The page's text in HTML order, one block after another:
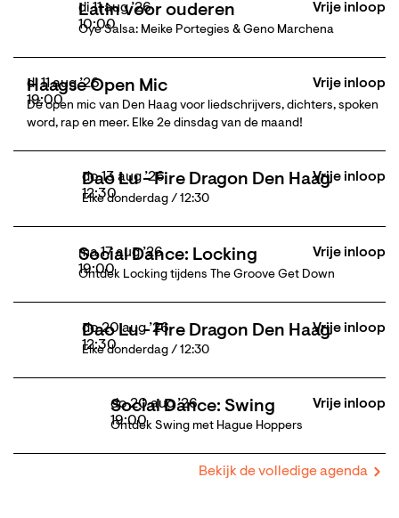
di 11 aug ’26
10:00
Latin voor ouderen
Oye Salsa: Meike Portegies & Geno Marchena
Vrije inloop
di 11 aug ’26
19:00
Haagse Open Mic
Dé open mic van Den Haag voor liedschrijvers, dichters, spoken
word, rap en meer. Elke 2e dinsdag van de maand!
Vrije inloop
do 13 aug ’26
12:30
Dao Lu - Fire Dragon Den Haag
Elke donderdag / 12:30
Vrije inloop
ma 17 aug ’26
19:00
Social Dance: Locking
Ontdek Locking tijdens The Groove Get Down
Vrije inloop
do 20 aug ’26
12:30
Dao Lu - Fire Dragon Den Haag
Elke donderdag / 12:30
Vrije inloop
do 20 aug ’26
19:00
Social Dance: Swing
Ontdek Swing met Hague Hoppers
Vrije inloop
Bekijk de volledige agenda